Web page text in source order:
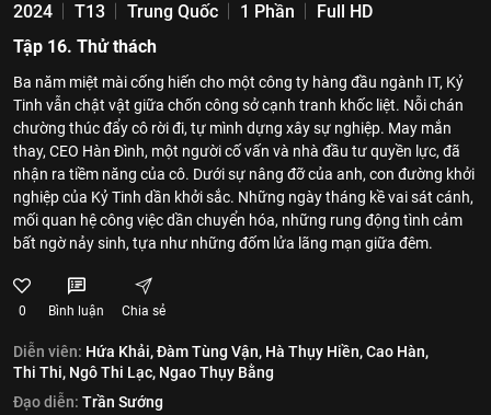
2024 T13 Trung Quốc 1 Phần
Full HD
Tập 16. Thử thách
Ba năm miệt mài cống hiến cho một công ty hàng đầu ngành IT, Kỷ
Tinh vẫn chật vật giữa chốn công sở cạnh tranh khốc liệt. Nỗi chán
chường thúc đẩy cô rời đi, tự mình dựng xây sự nghiệp. May mắn
thay, CEO Hàn Đình, một người cố vấn và nhà đầu tư quyền lực, đã
nhận ra tiềm năng của cô. Dưới sự nâng đỡ của anh, con đường khởi
nghiệp của Kỷ Tinh dần khởi sắc. Những ngày tháng kề vai sát cánh,
mối quan hệ công việc dần chuyển hóa, những rung động tình cảm
bất ngờ nảy sinh, tựa như những đốm lửa lãng mạn giữa đêm.
0 Bình luận Chia sẻ
Diễn viên: Hứa Khải,Đàm Tùng Vận, Hà Thụy Hiền,Cao Hàn,
Thi Thi, Ngô Thi Lạc, Ngao Thụy Bằng
Đạo diễn: Trần Sướng